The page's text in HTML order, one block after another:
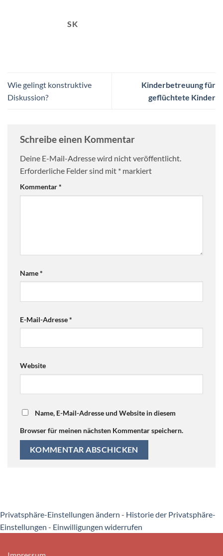
SK
Wie gelingt konstruktive
Diskussion?
Kinderbetreuung für
geflüchtete Kinder
Schreibe einen Kommentar
Deine E-Mail-Adresse wird nicht veröffentlicht.
Erforderliche Felder sind mit * markiert
Kommentar*
Name*
E-Mail-Adresse*
Website
Name, E-Mail-Adresse und Website in diesem
Browser für meinen nächsten Kommentar speichern.
Privatsphäre-Einstellungen ändern - Historie der Privatsphäre-
Einstellungen - Einwilligungen widerrufen